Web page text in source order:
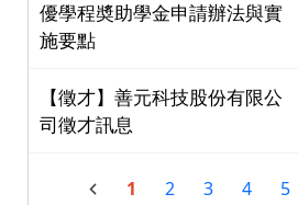
優學程奬助學金申請辦法與實
施要點
【徵才】善元科技股份有限公
司徵才訊息
1 2 3 4 5